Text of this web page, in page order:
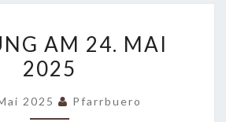
AM
24.
2025
AM 24. MAI
2025
2025 Pfarrbuero